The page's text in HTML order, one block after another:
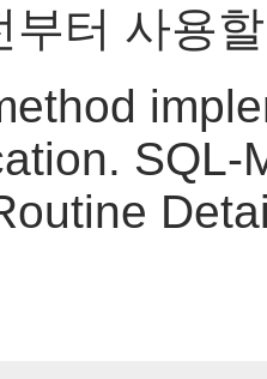
부터 사용
SQL-